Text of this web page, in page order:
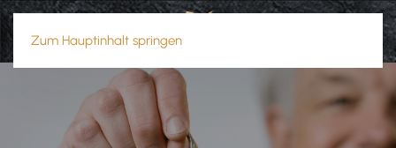
Zum Hauptinhalt springen